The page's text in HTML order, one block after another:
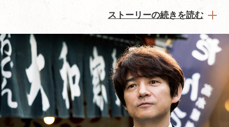
ストーリーの続きを読む